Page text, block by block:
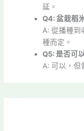
延。
Q4: 盆栽稻
A: 從播種到
種而定。
Q5: 是否可
A: 可以，但